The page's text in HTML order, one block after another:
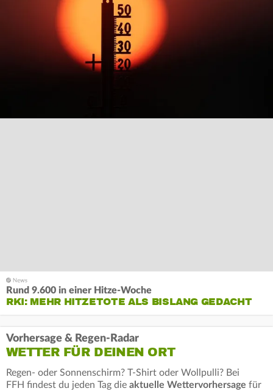
Rund 9.600 in einer Hitze-Woche
RKI: MEHR HITZETOTE ALS BISLANG GEDACHT
Vorhersage & Regen-Radar
WETTER FÜR DEINEN ORT
Regen- oder Sonnenschirm? T-Shirt oder Wollpulli? Bei
FFH findest du jeden Tag die aktuelle Wettervorhersage für